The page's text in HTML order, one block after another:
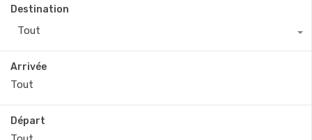
Destination
Tout
Arrivée
Départ